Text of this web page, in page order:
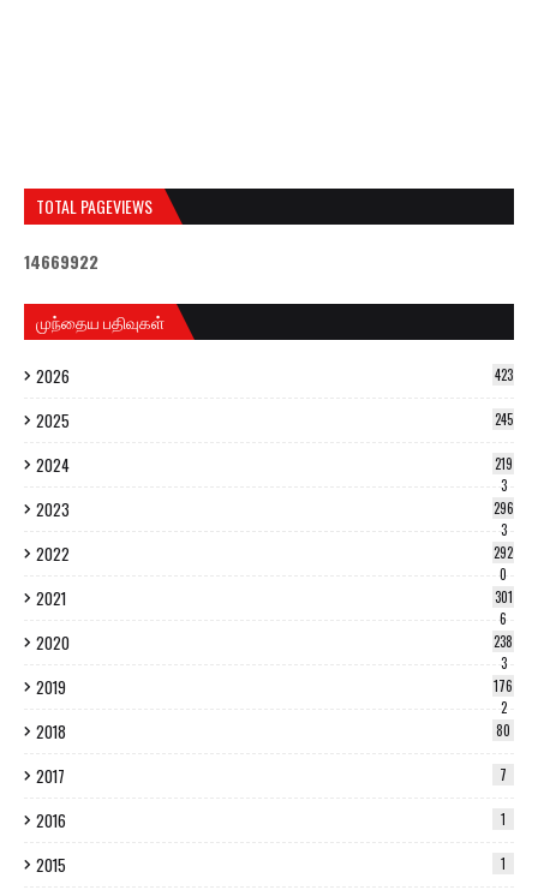
TOTAL PAGEVIEWS
14669922
முந்தைய பதிவுகள்
2026 423
2025 245
2024
219
3
2023
296
3
2022
292
0
2021
301
6
2020
238
3
2019
176
2
2018 80
2017 7
2016 1
2015 1